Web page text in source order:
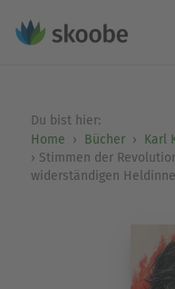
Du bist hier:
Home
Bücher
Karl
Stimmen der
widerständigen